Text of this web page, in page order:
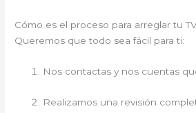
Cómo es el proceso para arreglar tu
Queremos que todo sea fácil para ti:
Nos contactas y nos cuentas
Realizamos una revisión